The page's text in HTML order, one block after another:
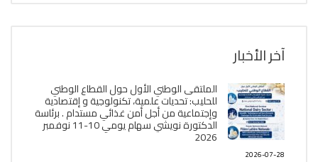
آخر الأخبار
الملتقى الوطني الأول حول القطاع الوطني
للحليب: تحديات علمية، تكنولوجية و إقتصادية
وإجتماعية من أجل أمن غذائي مستدام . برئاسة
الدكتورة نويشي سهام يومي 10-11 نوفمبر
2026
2026-07-28